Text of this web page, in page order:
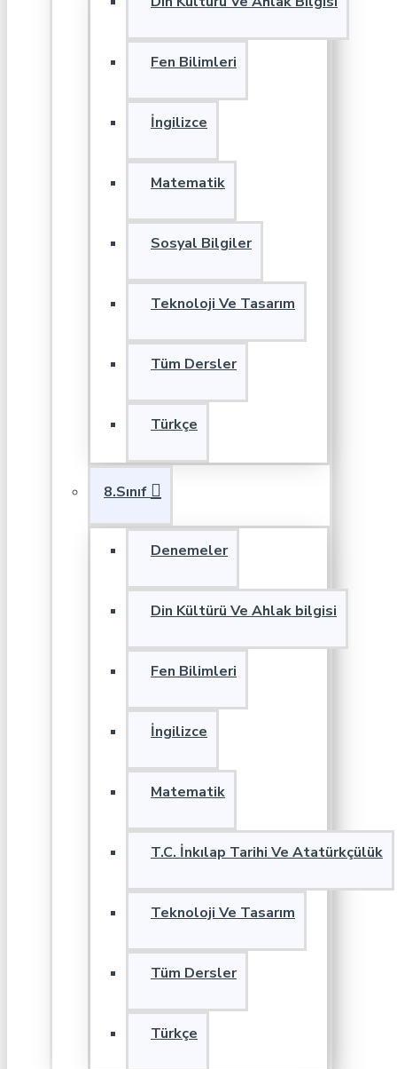
Fen Bilimleri
İngilizce
Matematik
Sosyal Bilgiler
Teknoloji Ve Tasarım
Tüm Dersler
Türkçe
8.Sınıf
Denemeler
Din Kültürü Ve Ahlak bilgisi
Fen Bilimleri
İngilizce
Matematik
T.C. İnkılap Tarihi Ve Atatürkçülük
Teknoloji Ve Tasarım
Tüm Dersler
Türkçe